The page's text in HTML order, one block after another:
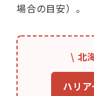
場合の目安）。
\ 北
ハリ